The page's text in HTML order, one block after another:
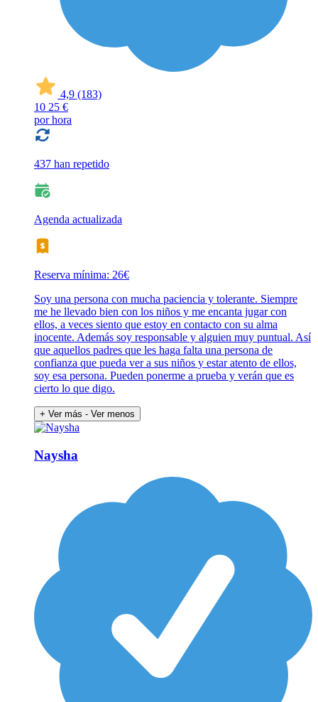
4,9 (183)
10 25 €
por hora
437 han repetido
Agenda actualizada
Reserva mínima: 26€
Soy una persona con mucha paciencia y tolerante. Siempre
me he llevado bien con los niños y me encanta jugar con
ellos, a veces siento que estoy en contacto con su alma
inocente. Además soy responsable y alguien muy puntual. Así
que aquellos padres que les haga falta una persona de
confianza que pueda ver a sus niños y estar atento de ellos,
soy esa persona. Pueden ponerme a prueba y verán que es
cierto lo que digo.
+ Ver más - Ver menos
Naysha